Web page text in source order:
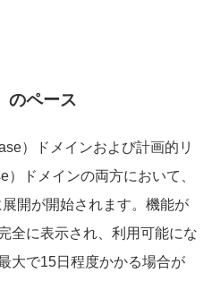
のペース
）ドメインおよび計画的リ
ドメインの両方において、
開が開始されます。機能が
全に表示され、利用可能にな
大で15日程度かかる場合が